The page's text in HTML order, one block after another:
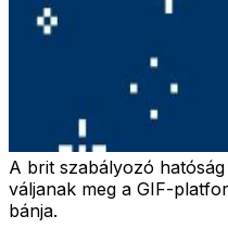
A brit szabályozó
váljanak meg a GIF-
bánja.